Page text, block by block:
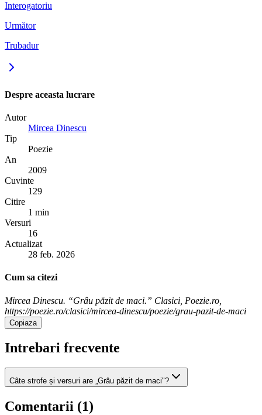
Interogatoriu
Următor
Trubadur
Despre aceasta lucrare
Autor
Mircea Dinescu
Tip
Poezie
An
2009
Cuvinte
129
Citire
1 min
Versuri
16
Actualizat
28 feb. 2026
Cum sa citezi
Mircea Dinescu. “Grâu păzit de maci.” Clasici, Poezie.ro,
https://poezie.ro/clasici/mircea-dinescu/poezie/grau-pazit-de-maci
Copiaza
Intrebari frecvente
Câte strofe și versuri are „Grâu păzit de maci"?
Comentarii (1)